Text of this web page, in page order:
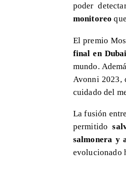
poder
monitoreo
El premio
final en Dubai
mundo.
Avonni 2023,
cuidado del
La fusión
permitido
salmonera y
evolucionado